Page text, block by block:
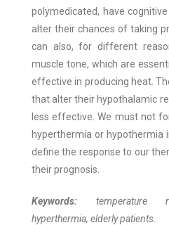
polymedicated, have
alter their chances of taking
can also, for different
muscle tone, which are
effective in producing heat.
that alter their hypothalamic
less effective. We must not
hyperthermia or hypothermia
define the response to our
their prognosis.
Keywords: temperature
hyperthermia, elderly patients.